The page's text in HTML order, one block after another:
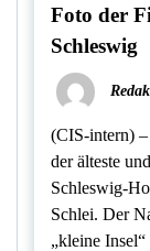
Foto der
Schleswig
(CIS-intern)
der älteste
Schleswig-
Schlei. Der
„kleine